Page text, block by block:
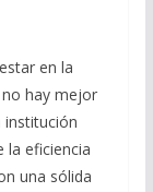
en la
hay mejor
institución
la eficiencia
una sólida